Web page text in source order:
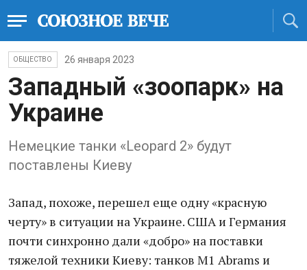
ОБЩЕСТВО 26 января 2023
Западный «зоопарк» на
Украине
Немецкие танки «Leopard 2» будут
поставлены Киеву
Запад, похоже, перешел еще одну «красную
черту» в ситуации на Украине. США и Германия
почти синхронно дали «добро» на поставки
тяжелой техники Киеву: танков M1 Abrams и